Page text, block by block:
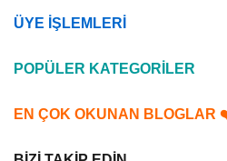
ÜYE İŞLEMLERİ
POPÜLER KATEGORİLER
EN ÇOK OKUNAN BLOGLAR